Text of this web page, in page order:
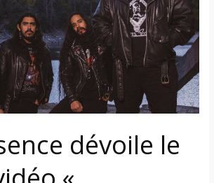
dévoile le